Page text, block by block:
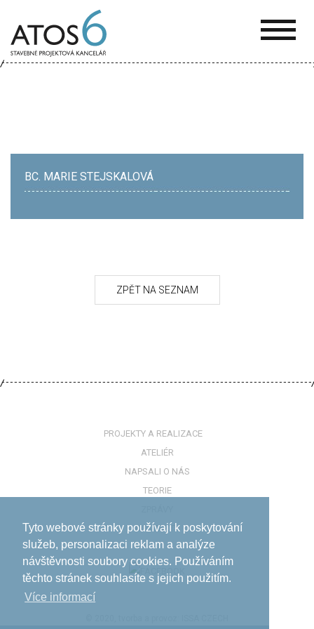
Tyto webové stránky používají k poskytování
služeb, personalizaci reklam a analýze
návštěvnosti soubory cookies. Používáním
těchto stránek souhlasíte s jejich použitím.
Více informací­
6
BC. MARIE STEJSKALOVÁ
PROJEKTY A REALIZACE
ATELIÉR
NAPSALI O NÁS
TEORIE
KONTAKTY